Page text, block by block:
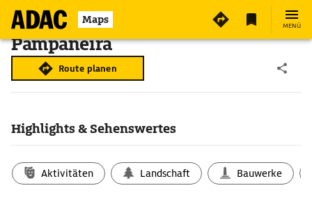
Maps MENÜ
Pampaneira
Route planen
Highlights & Sehenswertes
Aktivitäten Landschaft Bauwerke